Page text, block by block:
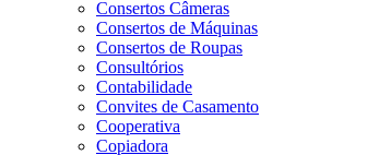
Consertos Câmeras
Consertos de Máquinas
Consertos de Roupas
Consultórios
Contabilidade
Convites de Casamento
Cooperativa
Copiadora